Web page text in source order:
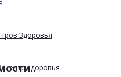
Здоровья
здоровья